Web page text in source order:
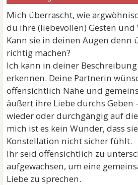
Mich überrascht, wie
du ihre (liebevollen) Gesten und
Kann sie in deinen Augen denn
richtig machen?
Ich kann in deiner
erkennen. Deine Partnerin
offensichtlich Nähe und
äußert ihre Liebe durchs
wieder oder durchgängig auf
mich ist es kein Wunder, dass
Konstellation nicht sicher fühlt.
Ihr seid offensichtlich zu
aufgewachsen, um eine
Liebe zu sprechen.